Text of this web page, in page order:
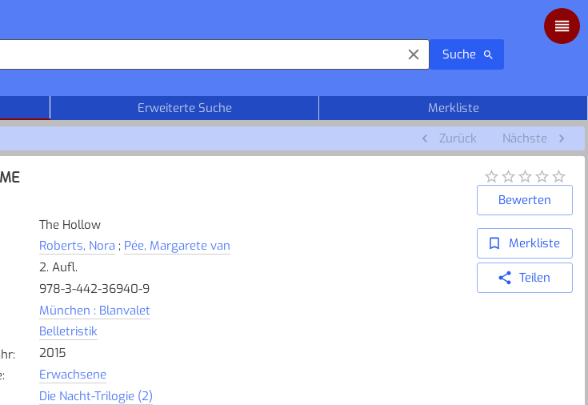
Suche
Erweiterte Suche
Merkliste
Zurück Nächste
The Hollow
Roberts, Nora ; Pée, Margarete van
2. Aufl.
978-3-442-36940-9
München : Blanvalet
Belletristik
:
2015
:
Erwachsene
Die Nacht-Trilogie (2)
Bewerten
Merkliste
Teilen